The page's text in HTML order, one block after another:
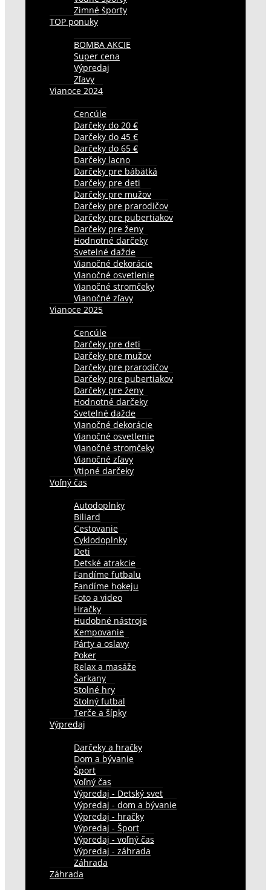
Zimné športy
TOP ponuky
BOMBA AKCIE
Super cena
Výpredaj
Zľavy
Vianoce 2024
Cencúle
Darčeky do 20 €
Darčeky do 45 €
Darčeky do 65 €
Darčeky lacno
Darčeky pre bábätká
Darčeky pre deti
Darčeky pre mužov
Darčeky pre prarodičov
Darčeky pre pubertiakov
Darčeky pre ženy
Hodnotné darčeky
Svetelné dažde
Vianočné dekorácie
Vianočné osvetlenie
Vianočné stromčeky
Vianočné zľavy
Vianoce 2025
Cencúle
Darčeky pre deti
Darčeky pre mužov
Darčeky pre prarodičov
Darčeky pre pubertiakov
Darčeky pre ženy
Hodnotné darčeky
Svetelné dažde
Vianočné dekorácie
Vianočné osvetlenie
Vianočné stromčeky
Vianočné zľavy
Vtipné darčeky
Voľný čas
Autodoplnky
Biliard
Cestovanie
Cyklodoplnky
Deti
Detské atrakcie
Fandíme futbalu
Fandíme hokeju
Foto a video
Hračky
Hudobné nástroje
Kempovanie
Párty a oslavy
Poker
Relax a masáže
Šarkany
Stolné hry
Stolný futbal
Terče a šípky
Výpredaj
Darčeky a hračky
Dom a bývanie
Šport
Voľný čas
Výpredaj - Detský svet
Výpredaj - dom a bývanie
Výpredaj - hračky
Výpredaj - Šport
Výpredaj - voľný čas
Výpredaj - záhrada
Záhrada
Záhrada